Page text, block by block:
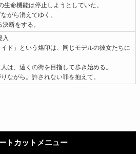
生命機能は停止しようとしていた。
がら消えてゆく。
断をする。
入
イド」という烙印は、同じモデルの彼女たちに
は、遠くの街を目指して歩き始める。
ながら。許されない罪を抱えて。
トカットメニュー